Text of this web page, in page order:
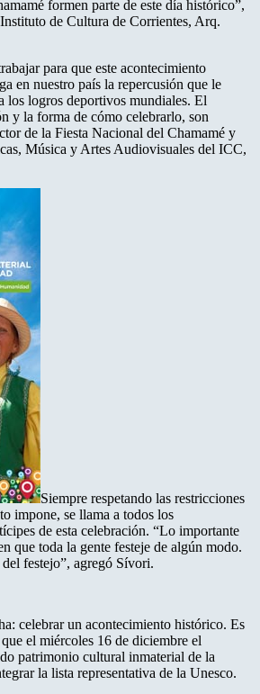
formen parte de este día histórico”,
de Cultura de Corrientes, Arq.
para que este acontecimiento
en nuestro país la repercusión que le
los logros deportivos mundiales. El
y la forma de cómo celebrarlo, son
de la Fiesta Nacional del Chamamé y
Música y Artes Audiovisuales del ICC,
Siempre respetando las restricciones
impone, se llama a todos los
de esta celebración. “Lo importante
que toda la gente festeje de algún modo.
festejo”, agregó Sívori.
celebrar un acontecimiento histórico. Es
el miércoles 16 de diciembre el
patrimonio cultural inmaterial de la
la lista representativa de la Unesco.